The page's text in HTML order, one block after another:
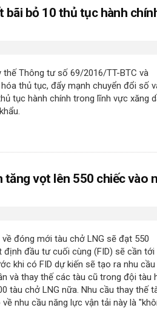
bãi bỏ 10 thủ tục hành
Thông tư số 69/2016/TT-BTC và
thủ tục, đẩy mạnh chuyển đổi số
tục hành chính trong lĩnh vực xăng
tăng vọt lên 550 chiếc vào
đóng mới tàu chở LNG sẽ đạt 550
đầu tư cuối cùng (FID) sẽ cần tới
khi có FID dự kiến sẽ tạo ra nhu cầu
và thay thế các tàu cũ trong đội tàu
tàu chở LNG nữa. Nhu cầu thay thế
nhu cầu năng lực vận tải này là